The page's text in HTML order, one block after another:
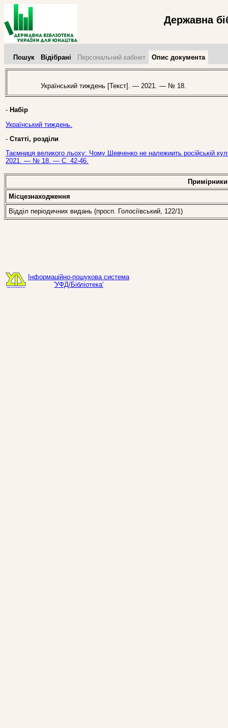
Державна
Пошук Відібрані Персональний кабінет Опис документа
Український тиждень [Текст]. — 2021. — № 18.
- Набір
Український тиждень.
- Статті, розділи
Таємниця великого льоху: Чому Шевченко не належиить російській
2021. — № 18. — С. 42-46.
Примірники
Місцезнаходження
Відділ періодичних видань (просп. Голосіївський, 122/1)
Інформаційно-пошукова система
'УФД/Бібліотека'